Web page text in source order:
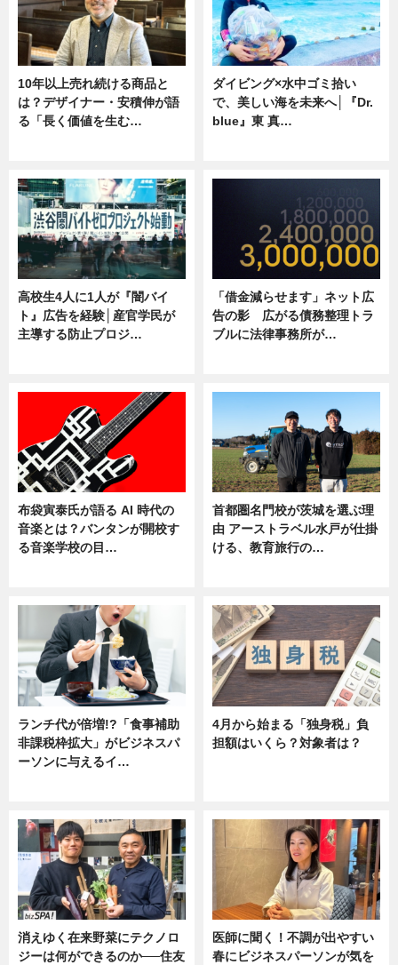
10年以上売れ続ける商品と
は？デザイナー・安積伸が語
る「長く価値を生む…
ダイビング×水中ゴミ拾い
で、美しい海を未来へ│『Dr.
blue』東 真…
高校生4人に1人が『闇バイ
ト』広告を経験│産官学民が
主導する防止プロジ…
「借金減らせます」ネット広
告の影 広がる債務整理トラ
ブルに法律事務所が…
布袋寅泰氏が語る AI 時代の
音楽とは？バンタンが開校す
る音楽学校の目…
首都圏名門校が茨城を選ぶ理
由 アーストラベル水戸が仕掛
ける、教育旅行の…
ランチ代が倍増!?「食事補助
非課税枠拡大」がビジネスパ
ーソンに与えるイ…
4月から始まる「独身税」負
担額はいくら？対象者は？
消えゆく在来野菜にテクノロ
ジーは何ができるのか──住友
医師に聞く！不調が出やすい
春にビジネスパーソンが気を